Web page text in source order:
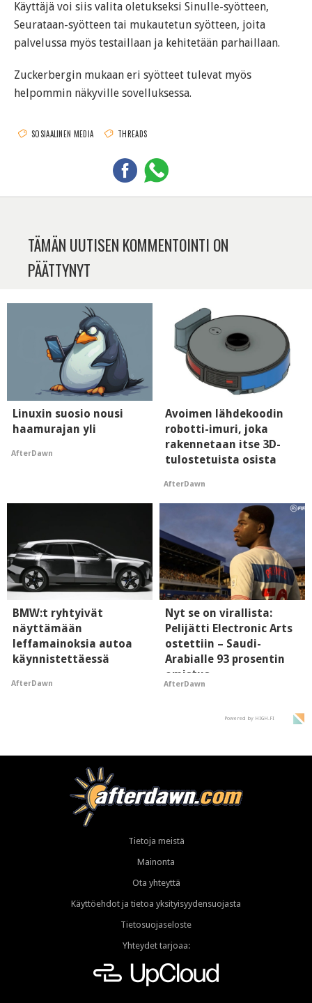
Käyttäjä voi siis valita oletukseksi Sinulle-syötteen,
Seurataan-syötteen tai mukautetun syötteen, joita
palvelussa myös testaillaan ja kehitetään parhaillaan.
Zuckerbergin mukaan eri syötteet tulevat myös
helpommin näkyville sovelluksessa.
SOSIAALINEN MEDIA THREADS
TÄMÄN UUTISEN KOMMENTOINTI ON
PÄÄTTYNYT
Linuxin suosio nousi
haamurajan yli
AfterDawn
Avoimen lähdekoodin
robotti-imuri, joka
rakennetaan itse 3D-
tulostetuista osista
AfterDawn
BMW:t ryhtyivät
näyttämään
leffamainoksia autoa
käynnistettäessä
AfterDawn
Nyt se on virallista:
Pelijätti Electronic Arts
ostettiin – Saudi-
Arabialle 93 prosentin
omistus
AfterDawn
Powered by HIGH.FI
Tietoja meistä
Mainonta
Ota yhteyttä
Käyttöehdot ja tietoa yksityisyydensuojasta
Tietosuojaseloste
Yhteydet tarjoaa: